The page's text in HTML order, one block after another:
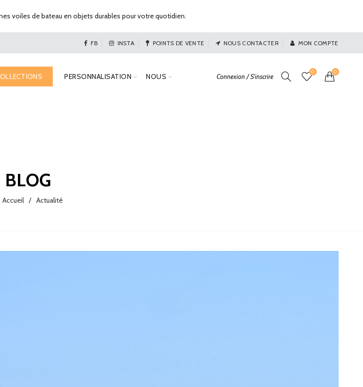
FB INSTA POINTS DE VENTE NOUS CONTACTER MON COMPTE
PERSONNALISATION NOUS Connexion / S'inscrire
0 0
BLOG
Accueil Actualité
voiles de bateau en objets durables pour votre quotidien.